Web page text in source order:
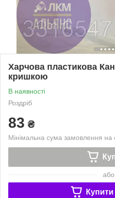
Харчова пластикова
кришкою
В наявності
Роздріб
83 ₴
Мінімальна сума замовлення на
або
Купити